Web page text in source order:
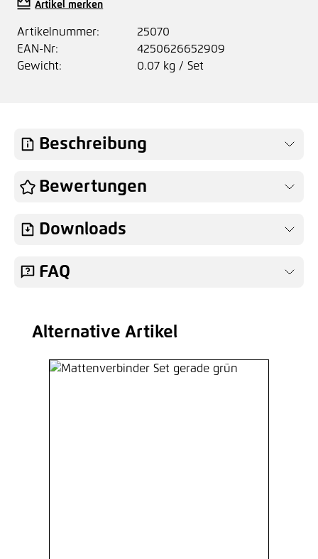
Artikel merken
Artikelnummer:
25070
EAN-Nr:
4250626652909
Gewicht:
0.07 kg / Set
Beschreibung
Bewertungen
Downloads
FAQ
Produktgalerie überspringen
Alternative Artikel